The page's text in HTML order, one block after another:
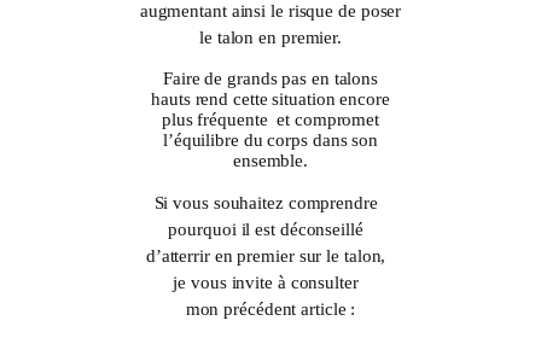
augmentant ainsi le risque de poser
le talon en premier.
Faire de grands pas en talons
hauts rend cette situation encore
plus fréquente et compromet
l’équilibre du corps dans son
ensemble.
Si vous souhaitez comprendre
pourquoi il est déconseillé
d’atterrir en premier sur le talon,
je vous invite à consulter
mon précédent article :